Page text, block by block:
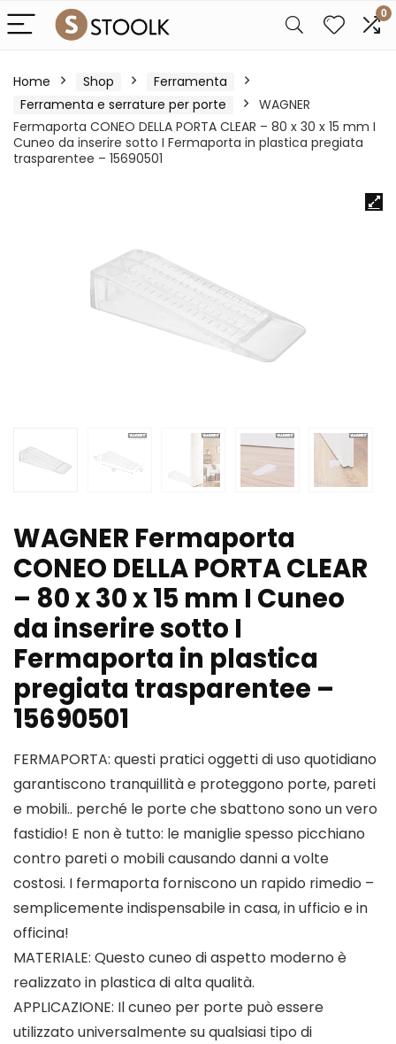
0
Home Shop
Ferramenta
Ferramenta e serrature per porte
WAGNER
Fermaporta CONEO DELLA PORTA CLEAR – 80 x 30 x 15 mm I
Cuneo da inserire sotto I Fermaporta in plastica pregiata
trasparentee – 15690501
WAGNER Fermaporta
CONEO DELLA PORTA CLEAR
– 80 x 30 x 15 mm I Cuneo
da inserire sotto I
Fermaporta in plastica
pregiata trasparentee –
15690501
FERMAPORTA: questi pratici oggetti di uso quotidiano
garantiscono tranquillità e proteggono porte, pareti
e mobili.. perché le porte che sbattono sono un vero
fastidio! E non è tutto: le maniglie spesso picchiano
contro pareti o mobili causando danni a volte
costosi. I fermaporta forniscono un rapido rimedio –
semplicemente indispensabile in casa, in ufficio e in
officina!
MATERIALE: Questo cuneo di aspetto moderno è
realizzato in plastica di alta qualità.
APPLICAZIONE: Il cuneo per porte può essere
utilizzato universalmente su qualsiasi tipo di